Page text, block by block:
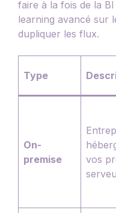
faire à la fois de la
learning avancé sur
dupliquer les flux.
Type
On-
premise
vos